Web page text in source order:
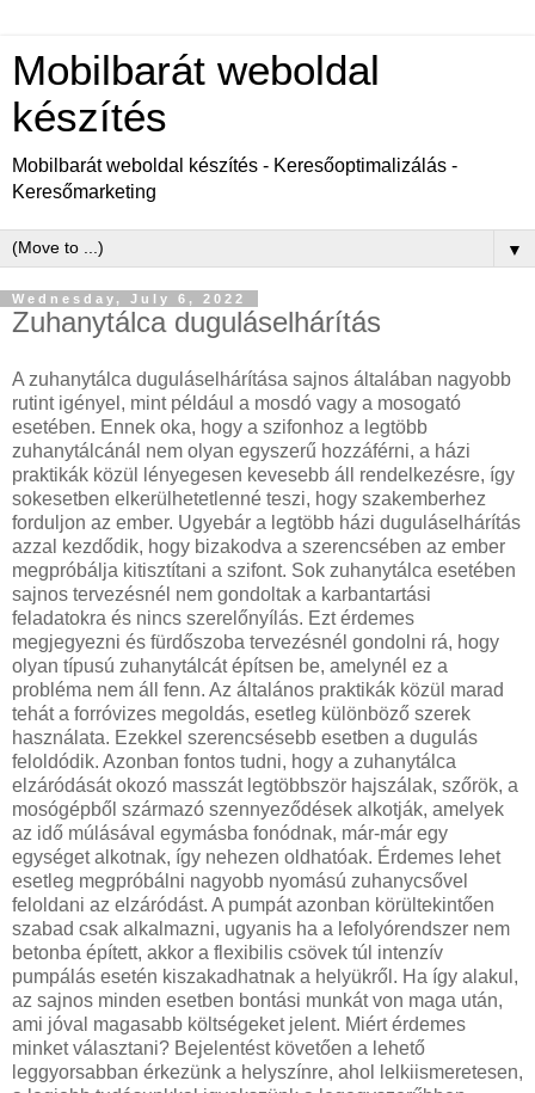
Mobilbarát weboldal
készítés
Mobilbarát weboldal készítés - Keresőoptimalizálás -
Keresőmarketing
▼
Wednesday, July 6, 2022
Zuhanytálca duguláselhárítás
A zuhanytálca duguláselhárítása sajnos általában nagyobb
rutint igényel, mint például a mosdó vagy a mosogató
esetében. Ennek oka, hogy a szifonhoz a legtöbb
zuhanytálcánál nem olyan egyszerű hozzáférni, a házi
praktikák közül lényegesen kevesebb áll rendelkezésre, így
sokesetben elkerülhetetlenné teszi, hogy szakemberhez
forduljon az ember. Ugyebár a legtöbb házi duguláselhárítás
azzal kezdődik, hogy bizakodva a szerencsében az ember
megpróbálja kitisztítani a szifont. Sok zuhanytálca esetében
sajnos tervezésnél nem gondoltak a karbantartási
feladatokra és nincs szerelőnyílás. Ezt érdemes
megjegyezni és fürdőszoba tervezésnél gondolni rá, hogy
olyan típusú zuhanytálcát építsen be, amelynél ez a
probléma nem áll fenn. Az általános praktikák közül marad
tehát a forróvizes megoldás, esetleg különböző szerek
használata. Ezekkel szerencsésebb esetben a dugulás
feloldódik. Azonban fontos tudni, hogy a zuhanytálca
elzáródását okozó masszát legtöbbször hajszálak, szőrök, a
mosógépből származó szennyeződések alkotják, amelyek
az idő múlásával egymásba fonódnak, már-már egy
egységet alkotnak, így nehezen oldhatóak. Érdemes lehet
esetleg megpróbálni nagyobb nyomású zuhanycsővel
feloldani az elzáródást. A pumpát azonban körültekintően
szabad csak alkalmazni, ugyanis ha a lefolyórendszer nem
betonba épített, akkor a flexibilis csövek túl intenzív
pumpálás esetén kiszakadhatnak a helyükről. Ha így alakul,
az sajnos minden esetben bontási munkát von maga után,
ami jóval magasabb költségeket jelent. Miért érdemes
minket választani? Bejelentést követően a lehető
leggyorsabban érkezünk a helyszínre, ahol lelkiismeretesen,